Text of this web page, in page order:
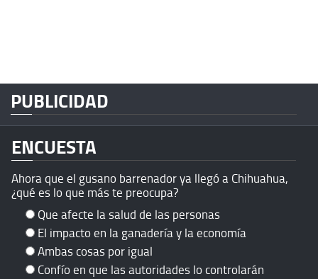
PUBLICIDAD
ENCUESTA
Ahora que el gusano barrenador ya llegó a Chihuahua,
¿qué es lo que más te preocupa?
Que afecte la salud de las personas
El impacto en la ganadería y la economía
Ambas cosas por igual
Confío en que las autoridades lo controlarán